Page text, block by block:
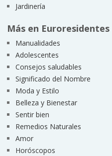
Jardinería
Más en Euroresidentes
Manualidades
Adolescentes
Consejos saludables
Significado del Nombre
Moda y Estilo
Belleza y Bienestar
Sentir bien
Remedios Naturales
Amor
Horóscopos